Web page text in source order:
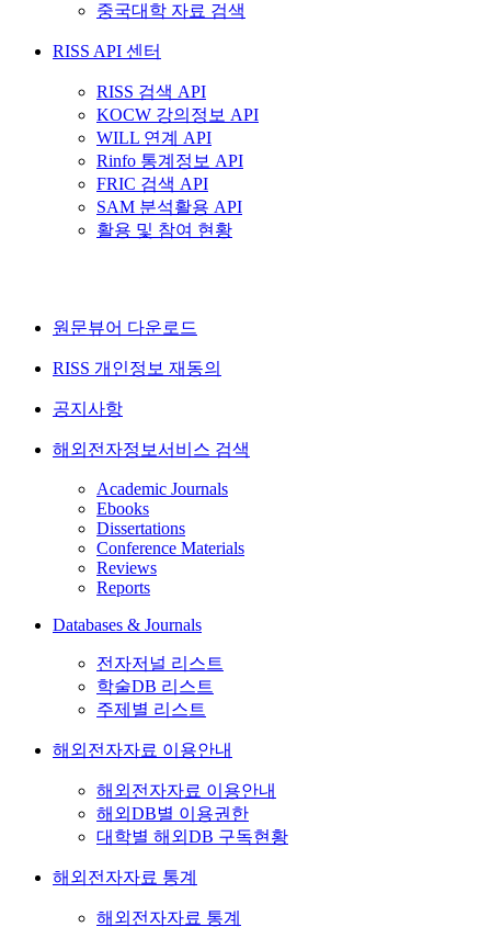
중국대학 자료 검색
RISS API 센터
RISS 검색 API
KOCW 강의정보 API
WILL 연계 API
Rinfo 통계정보 API
FRIC 검색 API
SAM 분석활용 API
활용 및 참여 현황
원문뷰어 다운로드
RISS 개인정보 재동의
공지사항
해외전자정보서비스 검색
Academic Journals
Ebooks
Dissertations
Conference Materials
Reviews
Reports
Databases & Journals
전자저널 리스트
학술DB 리스트
주제별 리스트
해외전자자료 이용안내
해외전자자료 이용안내
해외DB별 이용권한
대학별 해외DB 구독현황
해외전자자료 통계
해외전자자료 통계